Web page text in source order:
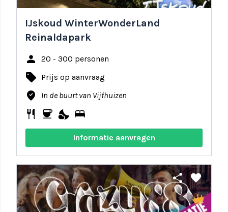
IJskoud WinterWonderLand
Reinaldapark
person 20 - 300 personen
local_offer Prijs op aanvraag
where_to_vote In de buurt van Vijfhuizen
restaurant coffee nights_stay bed
Informatie aanvragen
share favorite